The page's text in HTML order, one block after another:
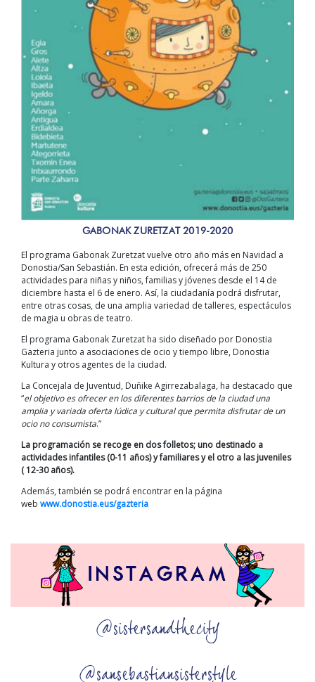
GABONAK ZURETZAT 2019-2020
El programa Gabonak Zuretzat vuelve otro año más en Navidad a
Donostia/San Sebastián. En esta edición, ofrecerá más de 250
actividades para niñas y niños, familias y jóvenes desde el 14 de
diciembre hasta el 6 de enero. Así, la ciudadanía podrá disfrutar,
entre otras cosas, de una amplia variedad de talleres, espectáculos
de magia u obras de teatro.
El programa Gabonak Zuretzat ha sido diseñado por Donostia
Gazteria junto a asociaciones de ocio y tiempo libre, Donostia
Kultura y otros agentes de la ciudad.
La Concejala de Juventud, Duñike Agirrezabalaga, ha destacado que
“el objetivo es ofrecer en los diferentes barrios de la ciudad una
amplia y variada oferta lúdica y cultural que permita disfrutar de un
ocio no consumista.”
La programación se recoge en dos folletos; uno destinado a
actividades infantiles (0-11 años) y familiares y el otro a las juveniles
( 12-30 años).
Además, también se podrá encontrar en la página
web www.donostia.eus/gazteria
@sistersandthecity